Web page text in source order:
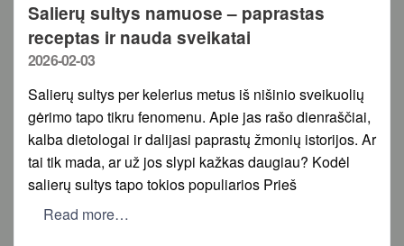
Salierų sultys namuose – paprastas
receptas ir nauda sveikatai
Posted
2026-02-03
Salierų sultys per kelerius metus iš nišinio sveikuolių
gėrimo tapo tikru fenomenu. Apie jas rašo dienraščiai,
kalba dietologai ir dalijasi paprastų žmonių istorijos. Ar
tai tik mada, ar už jos slypi kažkas daugiau? Kodėl
salierų sultys tapo tokios populiarios Prieš
Read more…